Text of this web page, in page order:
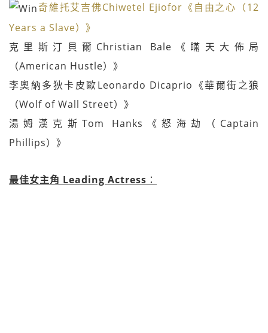
奇維托艾吉佛Chiwetel Ejiofor《自由之心（12
Years a Slave）》
克里斯汀貝爾Christian Bale《瞞天大佈局
（American Hustle）》
李奧納多狄卡皮歐Leonardo Dicaprio《華爾街之狼
（Wolf of Wall Street）》
湯姆漢克斯Tom Hanks《怒海劫（Captain
Phillips）》
最佳女主角 Leading Actress ：